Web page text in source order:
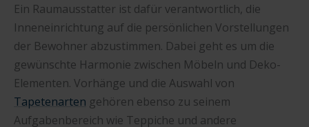
Ein Raumausstatter ist dafür verantwortlich, die
Inneneinrichtung auf die persönlichen Vorstellungen
der Bewohner abzustimmen. Dabei geht es um die
gewünschte Harmonie zwischen Möbeln und Deko-
Elementen. Vorhänge und die Auswahl von
Tapetenarten gehören ebenso zu seinem
Aufgabenbereich wie Teppiche und andere